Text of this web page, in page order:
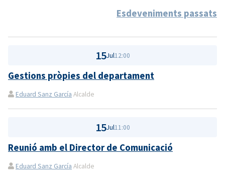
Esdeveniments passats
15Jul12:00
Gestions pròpies del departament
Eduard Sanz García Alcalde
15Jul11:00
Reunió amb el Director de Comunicació
Eduard Sanz García Alcalde